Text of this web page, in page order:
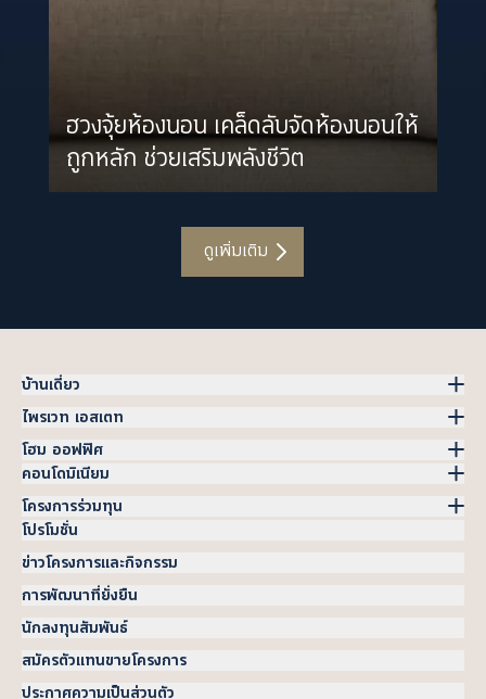
ฮวงจุ้ยห้องนอน เคล็ดลับจัดห้องนอนให้
ถูกหลัก ช่วยเสริมพลังชีวิต
ดูเพิ่มเติม
บ้านเดี่ยว
ไพรเวท เอสเตท
โฮม ออฟฟิศ
คอนโดมิเนียม
โครงการร่วมทุน
โปรโมชั่น
ข่าวโครงการและกิจกรรม
การพัฒนาที่ยั่งยืน
นักลงทุนสัมพันธ์
สมัครตัวแทนขายโครงการ
ประกาศความเป็นส่วนตัว